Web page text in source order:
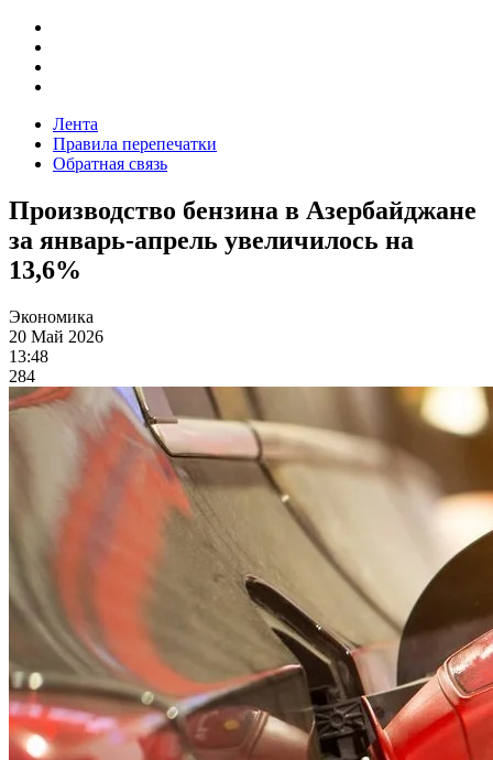
Лента
Правила перепечатки
Обратная связь
Производство бензина в Азербайджане
за январь-апрель увеличилось на
13,6%
Экономика
20 Май 2026
13:48
284